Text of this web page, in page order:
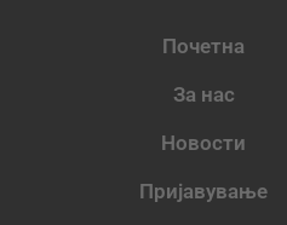
Почетна
За нас
Новости
Пријавување